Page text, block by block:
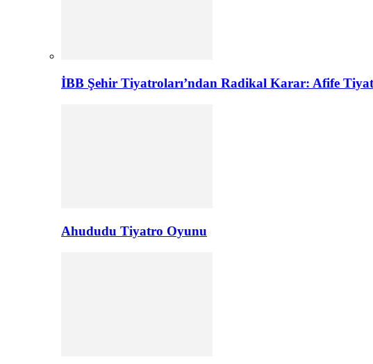
İBB Şehir Tiyatroları’ndan Radikal Karar: Afife
Ahududu Tiyatro Oyunu